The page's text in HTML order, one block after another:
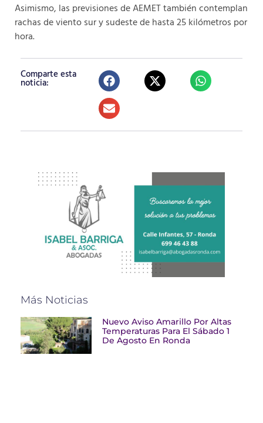
Asimismo, las previsiones de AEMET también contemplan
rachas de viento sur y sudeste de hasta 25 kilómetros por
hora.
Comparte esta
noticia:
Más Noticias
Nuevo Aviso Amarillo Por Altas
Temperaturas Para El Sábado 1
De Agosto En Ronda